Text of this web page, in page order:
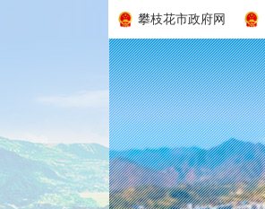
攀枝花市政府网